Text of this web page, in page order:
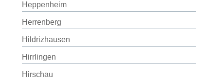
Heppenheim
Herrenberg
Hildrizhausen
Hirrlingen
Hirschau